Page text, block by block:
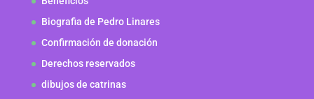
Biografia de Pedro Linares
Confirmación de donación
Derechos reservados
dibujos de catrinas